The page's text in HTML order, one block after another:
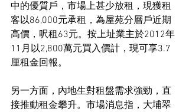
中的優質戶，市場上甚少放租，現獲租
客以86,000元承租，為屋苑分層戶近期
高價，呎租63元。按上址業主於2012年
11月以2,800萬元買入價計，現可享3.7
厘租金回報。
另一方面，內地生對租盤需求強勁，直
接推動租金攀升。市場消息指，大埔翠